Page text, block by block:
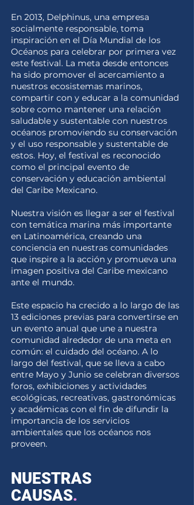
En 2013, Delphinus, una empresa
socialmente responsable, toma
inspiración en el Día Mundial de los
Océanos para celebrar por primera vez
este festival. La meta desde entonces
ha sido promover el acercamiento a
nuestros ecosistemas marinos,
compartir con y educar a la comunidad
sobre como mantener una relación
saludable y sustentable con nuestros
océanos promoviendo su conservación
y el uso responsable y sustentable de
estos. Hoy, el festival es reconocido
como el principal evento de
conservación y educación ambiental
del Caribe Mexicano.
Nuestra visión es llegar a ser el festival
con temática marina más importante
en Latinoamérica, creando una
conciencia en nuestras comunidades
que inspire a la acción y promueva una
imagen positiva del Caribe mexicano
ante el mundo.
Este espacio ha crecido a lo largo de las
13 ediciones previas para convertirse en
un evento anual que une a nuestra
comunidad alrededor de una meta en
común: el cuidado del océano. A lo
largo del festival, que se lleva a cabo
entre Mayo y Junio se celebran diversos
foros, exhibiciones y actividades
ecológicas, recreativas, gastronómicas
y académicas con el fin de difundir la
importancia de los servicios
ambientales que los océanos nos
proveen.
NUESTRAS
CAUSAS.